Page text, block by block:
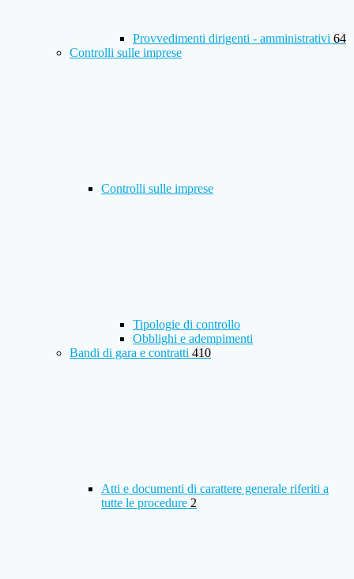
Provvedimenti dirigenti - amministrativi 64
Controlli sulle imprese
Controlli sulle imprese
Tipologie di controllo
Obblighi e adempimenti
Bandi di gara e contratti 410
Atti e documenti di carattere generale riferiti a
tutte le procedure 2